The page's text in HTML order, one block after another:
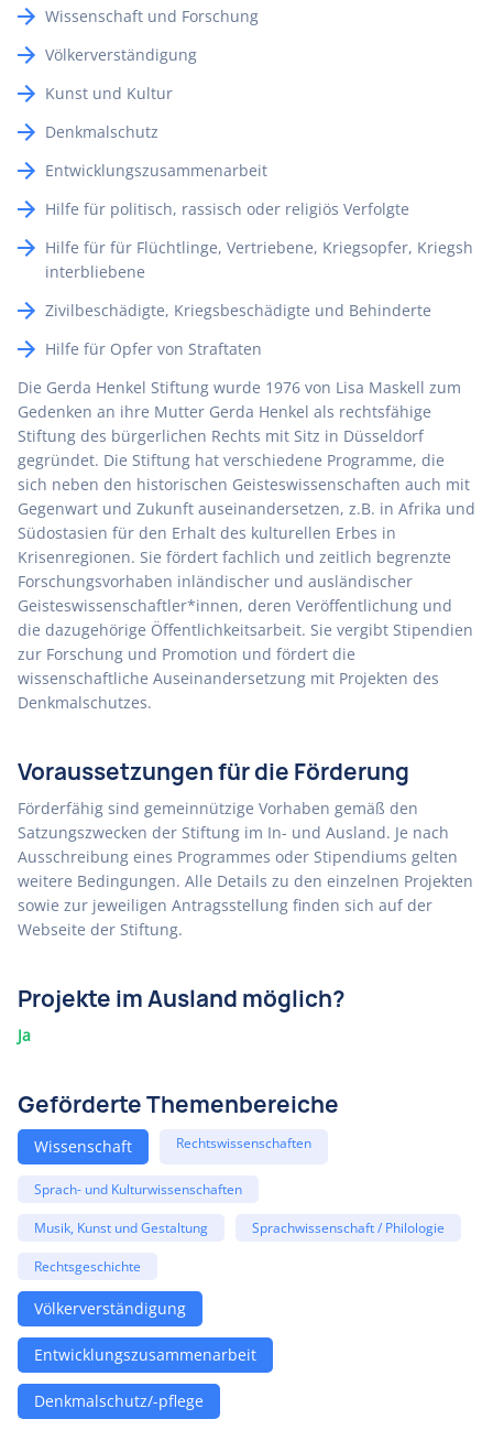
Wissenschaft und Forschung
Völkerverständigung
Kunst und Kultur
Denkmalschutz
Entwicklungszusammenarbeit
Hilfe für politisch, rassisch oder religiös Verfolgte
Hilfe für für Flüchtlinge, Vertriebene, Kriegsopfer, Kriegsh
interbliebene
Zivilbeschädigte, Kriegsbeschädigte und Behinderte
Hilfe für Opfer von Straftaten
Die Gerda Henkel Stiftung wurde 1976 von Lisa Maskell zum
Gedenken an ihre Mutter Gerda Henkel als rechtsfähige
Stiftung des bürgerlichen Rechts mit Sitz in Düsseldorf
gegründet. Die Stiftung hat verschiedene Programme, die
sich neben den historischen Geisteswissenschaften auch mit
Gegenwart und Zukunft auseinandersetzen, z.B. in Afrika und
Südostasien für den Erhalt des kulturellen Erbes in
Krisenregionen. Sie fördert fachlich und zeitlich begrenzte
Forschungsvorhaben inländischer und ausländischer
Geisteswissenschaftler*innen, deren Veröffentlichung und
die dazugehörige Öffentlichkeitsarbeit. Sie vergibt Stipendien
zur Forschung und Promotion und fördert die
wissenschaftliche Auseinandersetzung mit Projekten des
Denkmalschutzes.
Voraussetzungen für die Förderung
Förderfähig sind gemeinnützige Vorhaben gemäß den
Satzungszwecken der Stiftung im In- und Ausland. Je nach
Ausschreibung eines Programmes oder Stipendiums gelten
weitere Bedingungen. Alle Details zu den einzelnen Projekten
sowie zur jeweiligen Antragsstellung finden sich auf der
Webseite der Stiftung.
Projekte im Ausland möglich?
Ja
Geförderte Themenbereiche
Wissenschaft Rechtswissenschaften
Sprach- und Kulturwissenschaften
Musik, Kunst und Gestaltung Sprachwissenschaft / Philologie
Rechtsgeschichte
Völkerverständigung
Entwicklungszusammenarbeit
Denkmalschutz/-pflege